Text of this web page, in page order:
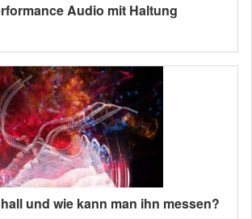
Audio mit Haltung
und wie kann man ihn messen?